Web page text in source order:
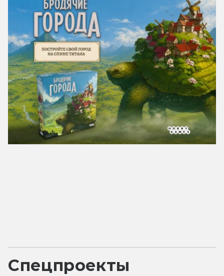
Спецпроекты